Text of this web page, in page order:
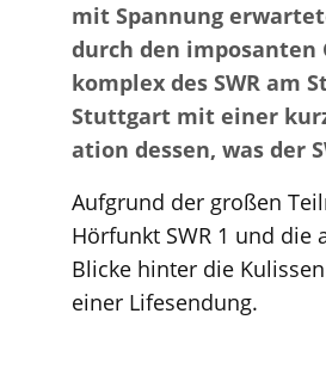
mit Spannung
durch den imposanten
komplex des SWR am
Stuttgart mit einer
ation dessen, was der
Aufgrund der großen
Hörfunkt SWR 1 und die
Blicke hinter die
einer Lifesendung.